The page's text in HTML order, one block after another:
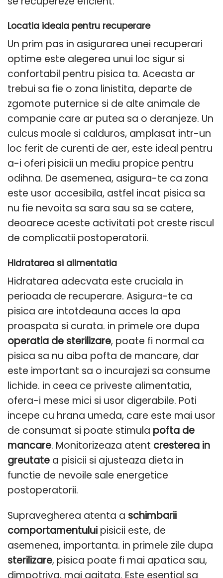
Locatia ideala pentru recuperare
Un prim pas in asigurarea unei recuperari
optime este alegerea unui loc sigur si
confortabil pentru pisica ta. Aceasta ar
trebui sa fie o zona linistita, departe de
zgomote puternice si de alte animale de
companie care ar putea sa o deranjeze. Un
culcus moale si calduros, amplasat intr-un
loc ferit de curenti de aer, este ideal pentru
a-i oferi pisicii un mediu propice pentru
odihna. De asemenea, asigura-te ca zona
este usor accesibila, astfel incat pisica sa
nu fie nevoita sa sara sau sa se catere,
deoarece aceste activitati pot creste riscul
de complicatii postoperatorii.
Hidratarea si alimentatia
Hidratarea adecvata este cruciala in
perioada de recuperare. Asigura-te ca
pisica are intotdeauna acces la apa
proaspata si curata. in primele ore dupa
operatia de sterilizare, poate fi normal ca
pisica sa nu aiba pofta de mancare, dar
este important sa o incurajezi sa consume
lichide. in ceea ce priveste alimentatia,
ofera-i mese mici si usor digerabile. Poti
incepe cu hrana umeda, care este mai usor
de consumat si poate stimula pofta de
mancare. Monitorizeaza atent cresterea in
greutate a pisicii si ajusteaza dieta in
functie de nevoile sale energetice
postoperatorii.
Supravegherea atenta a schimbarii
comportamentului pisicii este, de
asemenea, importanta. in primele zile dupa
sterilizare, pisica poate fi mai apatica sau,
dimpotriva, mai agitata. Este esential sa